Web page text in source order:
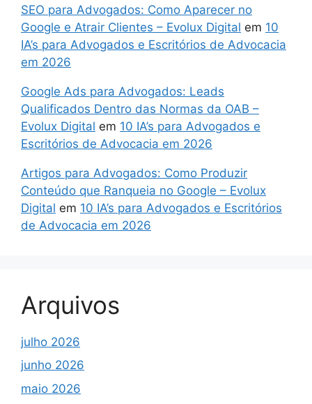
SEO para Advogados: Como Aparecer no
Google e Atrair Clientes – Evolux Digital em 10
IA’s para Advogados e Escritórios de Advocacia
em 2026
Google Ads para Advogados: Leads
Qualificados Dentro das Normas da OAB –
Evolux Digital em 10 IA’s para Advogados e
Escritórios de Advocacia em 2026
Artigos para Advogados: Como Produzir
Conteúdo que Ranqueia no Google – Evolux
Digital em 10 IA’s para Advogados e Escritórios
de Advocacia em 2026
Arquivos
julho 2026
junho 2026
maio 2026